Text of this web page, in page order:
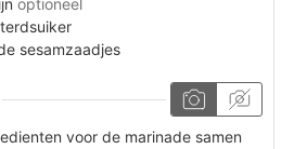
optioneel
sesamzaadjes
voor de marinade samen